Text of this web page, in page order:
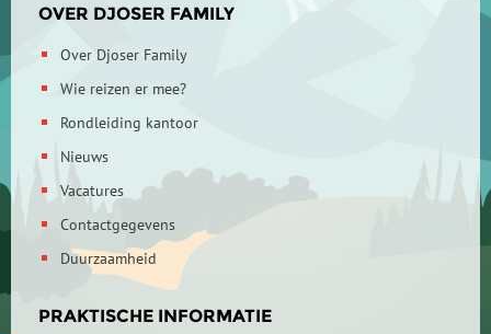
OVER DJOSER FAMILY
Over Djoser Family
Wie reizen er mee?
Rondleiding kantoor
Nieuws
Vacatures
Contactgegevens
Duurzaamheid
PRAKTISCHE INFORMATIE